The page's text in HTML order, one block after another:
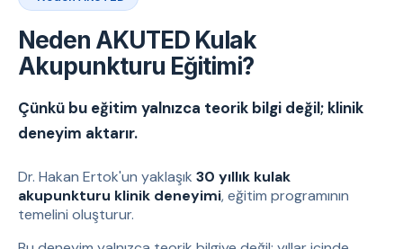
Neden AKUTED Kulak
Akupunkturu Eğitimi?
Çünkü bu eğitim yalnızca teorik bilgi değil; klinik
deneyim aktarır.
Dr. Hakan Ertok'un yaklaşık 30 yıllık kulak
akupunkturu klinik deneyimi, eğitim programının
temelini oluşturur.